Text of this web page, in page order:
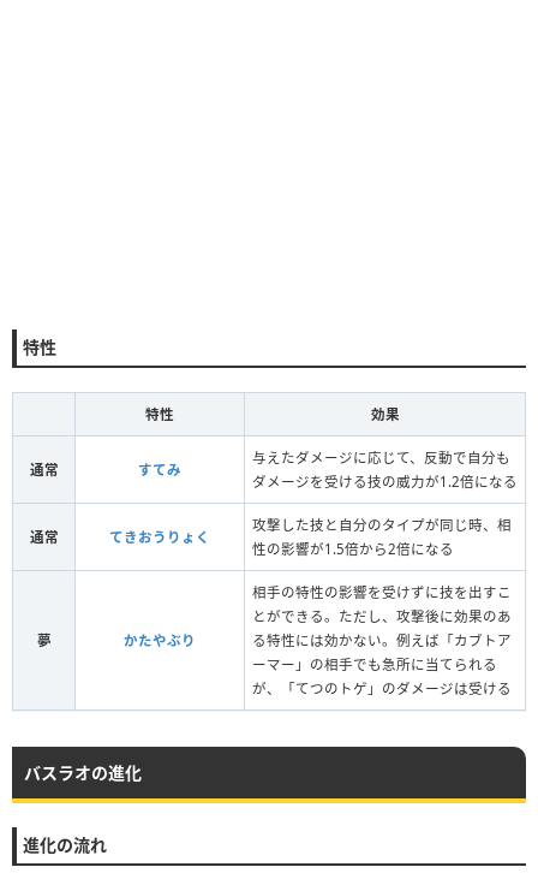
特性
特性 効果
通常 すてみ
与えたダメージに応じて、反動で自分も
ダメージを受ける技の威力が1.2倍になる
通常 てきおうりょく
攻撃した技と自分のタイプが同じ時、相
性の影響が1.5倍から2倍になる
夢 かたやぶり
相手の特性の影響を受けずに技を出すこ
とができる。ただし、攻撃後に効果のあ
る特性には効かない。例えば「カブトア
ーマー」の相手でも急所に当てられる
が、「てつのトゲ」のダメージは受ける
バスラオの進化
進化の流れ